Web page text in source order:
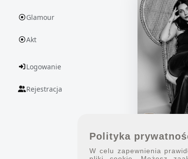
Glamour
Akt
Logowanie
Rejestracja
2026/
Polityka
W celu zapewnienia